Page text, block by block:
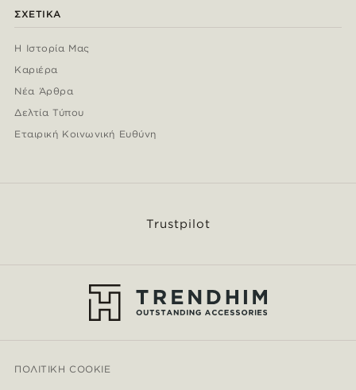
ΣΧΕΤΙΚΆ
Η Ιστορία Μας
Καριέρα
Νέα Άρθρα
Δελτία Τύπου
Εταιρική Κοινωνική Ευθύνη
Trustpilot
ΠΟΛΙΤΙΚΉ COOKIE